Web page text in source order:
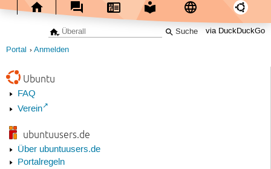
via DuckDuckGo
Portal Anmelden
Ubuntu
FAQ
Verein
ubuntuusers.de
Über ubuntuusers.de
Portalregeln